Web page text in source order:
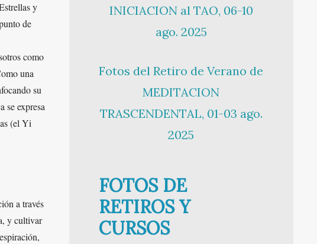
y
de
como
una
su
se expresa
(el Yi
a través
y cultivar
INICIACION al TAO, 06-10
ago. 2025
Fotos del Retiro de Verano de
MEDITACION
TRASCENDENTAL, 01-03 ago.
2025
FOTOS DE
RETIROS Y
CURSOS